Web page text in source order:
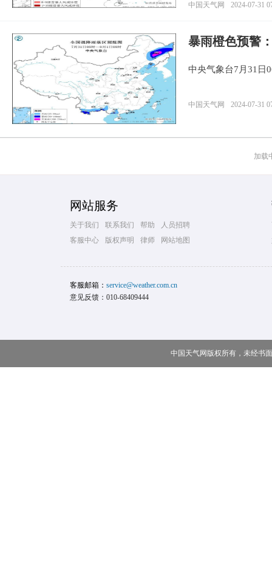
中国天气网 2024-07-31
暴雨橙色预警
中央气象台7月31日
中国天气网 2024-07-31
加载
网站服务
关于我们 联系我们 帮助
人员招聘
客服中心
版权声明 律师 网站地图
客服邮箱： service@weather.com.cn
意见反馈：010-68409444
中国天气网版权所有，未经